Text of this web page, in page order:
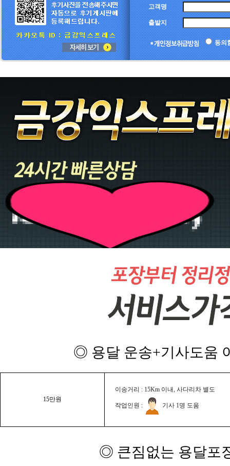
고객명
출발지
동의
◎ 용달 운송+기사도움
15만원
이송거리 : 15Km 이내, 사다리차 별도
작업인원 : 기사 1명 도움
◎ 큰짐없는 용달포